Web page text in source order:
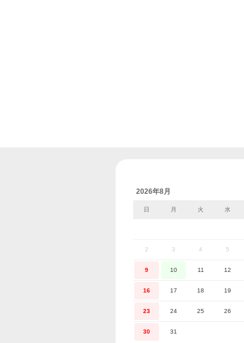
2026年8月
日 月 火 水
2 3 4 5
9 10 11 12
16 17 18 19
23 24 25 26
30 31